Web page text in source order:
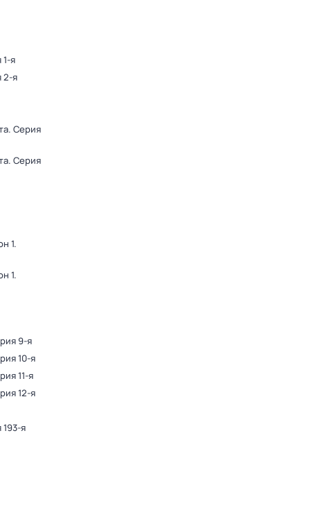
1-я
2-я
. Серия
. Серия
1.
1.
9-я
10-я
11-я
12-я
я